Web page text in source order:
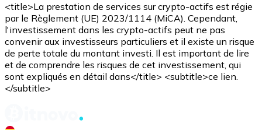
AVAX
<title>La prestation de services sur crypto-actifs est régie
par le Règlement (UE) 2023/1114 (MiCA). Cependant,
l'investissement dans les crypto-actifs peut ne pas
convenir aux investisseurs particuliers et il existe un risque
de perte totale du montant investi. Il est important de lire
et de comprendre les risques de cet investissement, qui
sont expliqués en détail dans</title> <subtitle>ce lien.
</subtitle>